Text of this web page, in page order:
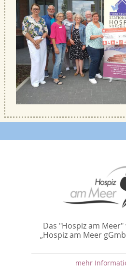
Das "Hospiz am
„Hospiz am Meer
mehr